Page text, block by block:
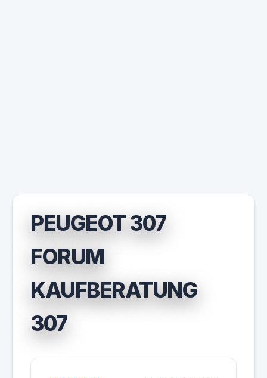
PEUGEOT 307
FORUM
KAUFBERATUNG
307